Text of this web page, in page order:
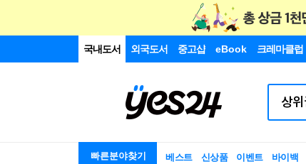
국내도서 외국도서 중고샵 eBook 크레마클럽
빠른분야찾기 베스트 신상품 이벤트 바이백